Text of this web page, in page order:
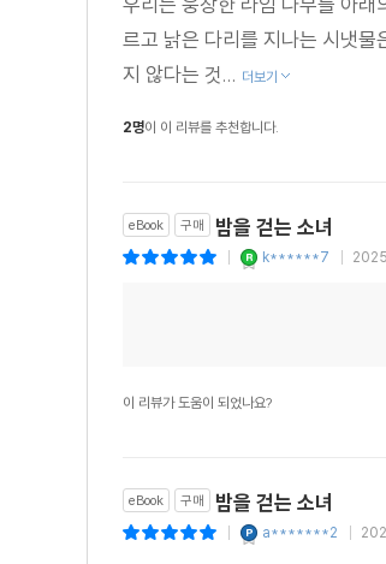
르고 낡은 다리를 지나는 시냇
지 않다는 것... 더보기
2명이 이 리뷰를 추천합니다.
eBook 구매 밤을 걷는 소녀
k******7
이 리뷰가 도움이 되었나요?
eBook 구매 밤을 걷는 소녀
a*******2